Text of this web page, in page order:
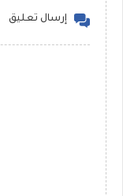
إرسال تعليق